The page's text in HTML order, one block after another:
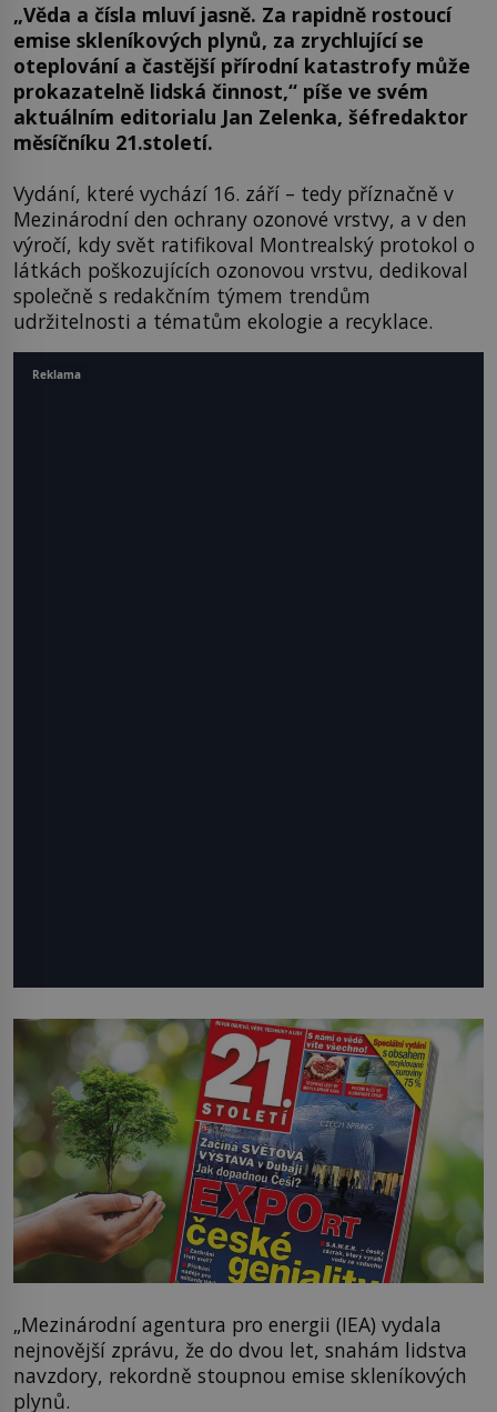
„Věda a čísla mluví jasně. Za rapidně rostoucí
emise skleníkových plynů, za zrychlující se
oteplování a častější přírodní katastrofy může
prokazatelně lidská činnost,“ píše ve svém
aktuálním editorialu Jan Zelenka, šéfredaktor
měsíčníku 21.století.
Vydání, které vychází 16. září – tedy příznačně v
Mezinárodní den ochrany ozonové vrstvy, a v den
výročí, kdy svět ratifikoval Montrealský protokol o
látkách poškozujících ozonovou vrstvu, dedikoval
společně s redakčním týmem trendům
udržitelnosti a tématům ekologie a recyklace.
„Mezinárodní agentura pro energii (IEA) vydala
nejnovější zprávu, že do dvou let, snahám lidstva
navzdory, rekordně stoupnou emise skleníkových
plynů.
Reklama